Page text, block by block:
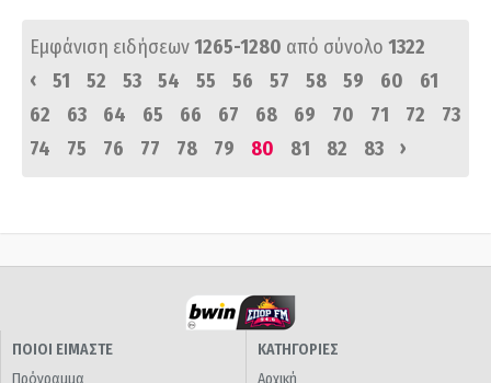
Εμφάνιση ειδήσεων1265-1280 από σύνολο 1322
‹
51 52 53 54 55 56 57 58 59 60
61
62
63 64 65 66 67 68 69 70 71 72
73
74
75 76 77 78 79 80 81 82 83 ›
ΠΟΙΟΙ ΕΙΜΑΣΤΕ
Πρόγραμμα
ΚΑΤΗΓΟΡΙΕΣ
Αρχική